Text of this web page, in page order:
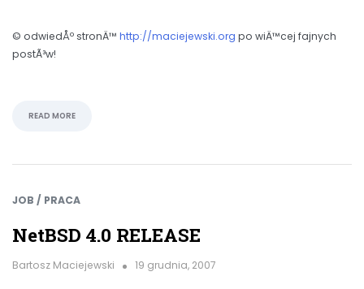
© odwiedÅº stronÄ™ http://maciejewski.org po wiÄ™cej fajnych
postÃ³w!
READ MORE
JOB / PRACA
NetBSD 4.0 RELEASE
Bartosz Maciejewski 19 grudnia, 2007